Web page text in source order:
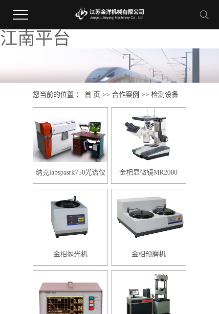
江南平台
您当前的位置 ：首 页 >>合作案例 >>检测设备
纳克labspasrk750光谱仪 金相显微镜MR2000
金相抛光机 金相预磨机